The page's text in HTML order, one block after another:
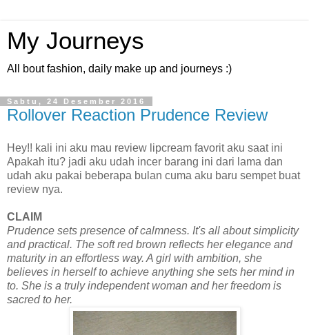
My Journeys
All bout fashion, daily make up and journeys :)
Sabtu, 24 Desember 2016
Rollover Reaction Prudence Review
Hey!! kali ini aku mau review lipcream favorit aku saat ini
Apakah itu? jadi aku udah incer barang ini dari lama dan
udah aku pakai beberapa bulan cuma aku baru sempet buat
review nya.
CLAIM
Prudence sets presence of calmness. It's all about simplicity
and practical. The soft red brown reflects her elegance and
maturity in an effortless way. A girl with ambition, she
believes in herself to achieve anything she sets her mind in
to. She is a truly independent woman and her freedom is
sacred to her.